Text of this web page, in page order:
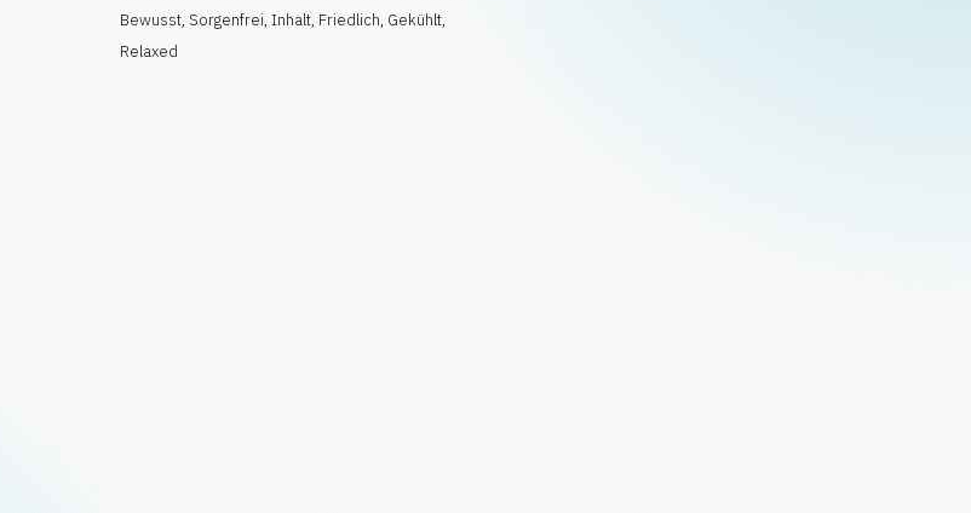
Bewusst, Sorgenfrei,Inhalt, Friedlich, Gekühlt,
Relaxed